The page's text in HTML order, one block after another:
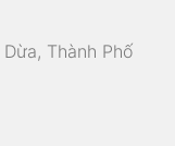
Thành Phố